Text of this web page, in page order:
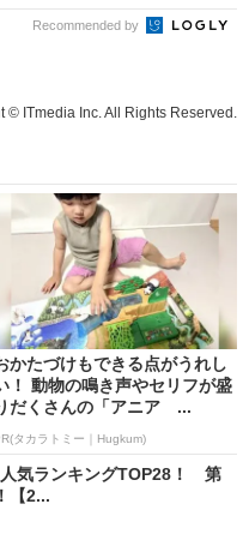
Recommended by
© ITmedia Inc. All Rights Reserved.
かたづけもできる点がうれし
！ 動物の鳴き声やセリフが盛
だくさんの「アニア ...
タカラトミー｜Hugkum)
人気ランキングTOP28！ 第
【2...